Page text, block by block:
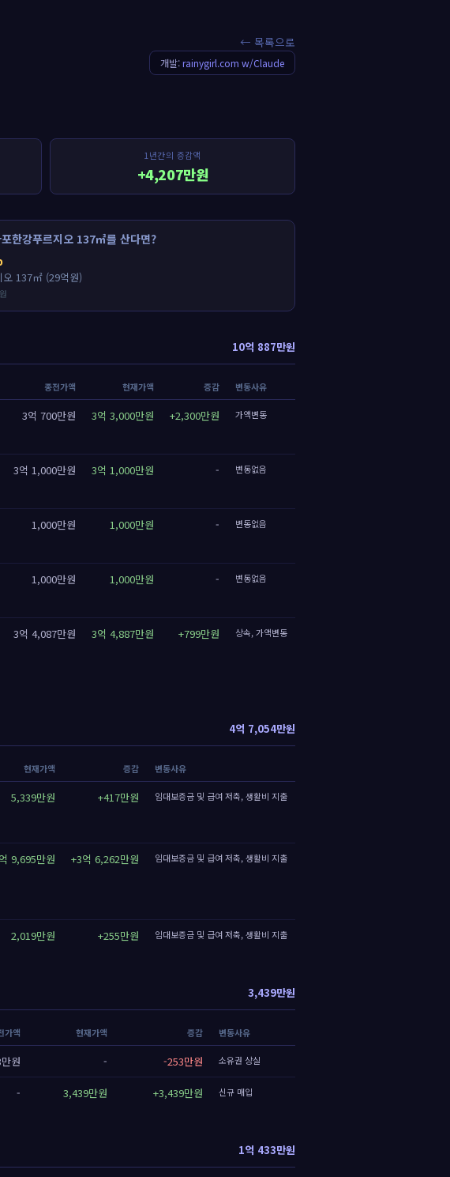
← 목록으로
개발:rainygirl.com w/Claude
1년간의 증감액
+4,207만원
한강푸르지오 137㎡를 산다면?
오 137㎡ (29억원)
10억 887만원
종전가액 현재가액 증감 변동사유
3억 700만원 3억 3,000만원 +2,300만원 가액변동
3억 1,000만원 3억 1,000만원 - 변동없음
1,000만원 1,000만원 - 변동없음
1,000만원 1,000만원 - 변동없음
3억 4,087만원 3억 4,887만원 +799만원 상속, 가액변동
4억 7,054만원
현재가액 증감 변동사유
5,339만원 +417만원 임대보증금 및 급여 저축, 생활비 지출
9,695만원 +3억 6,262만원 임대보증금 및 급여 저축, 생활비 지출
2,019만원 +255만원 임대보증금 및 급여 저축, 생활비 지출
3,439만원
가액 현재가액 증감 변동사유
원 - -253만원 소유권 상실
- 3,439만원 +3,439만원 신규 매입
1억 433만원